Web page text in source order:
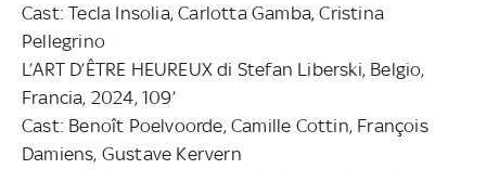
Cast: Tecla Insolia, Carlotta Gamba, Cristina
Pellegrino
L’ART D’ÊTRE HEUREUX di Stefan Liberski, Belgio,
Francia, 2024, 109’
Cast: Benoît Poelvoorde, Camille Cottin, François
Damiens, Gustave Kervern